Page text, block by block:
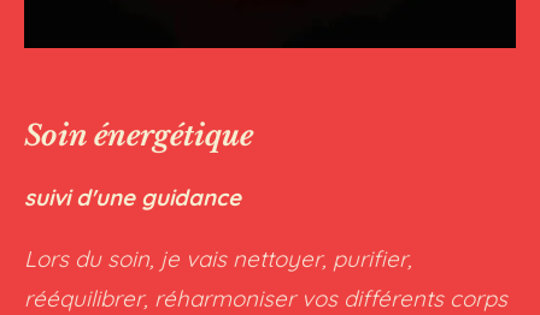
Soin énergétique
suivi d'une guidance
Lors du soin, je vais nettoyer, purifier,
rééquilibrer, réharmoniser vos différents corps